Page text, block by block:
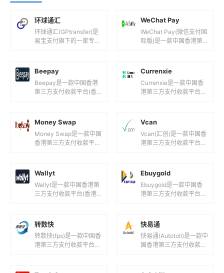
环球通汇
环球通汇(GPtransfer)是
易宝支付旗下的一家专注
客户提供便捷、高效、...
WeChat Pay
WeChat Pay(微信支付国
际版)是一款中国香港第
持港元, 新台币,美元...
Beepay
Beepay是一款中国香港
第三方支付收款平台(香
等国际主流货币之间的电
Currenxie
Currenxie是一款中国香
港第三方支付收款平台
人民币,港元,美元,欧元
Money Swap
Money Swap是一款中国
香港第三方支付收款平台
港元,美元等国际主流货...
Vcan
Vcan(汇创)是一款中国香
港第三方支付收款平台
币之间的电子支付、转账
和汇...
Wallyt
Wallyt是一款中国香港第
三方支付收款平台(香港
际主流货币之间的电子支
付...
Ebuygold
Ebuygold是一款中国香
港第三方支付收款平台
主流货币之间的电子支
付、...
转数快
转数快(fps)是一款中国香
港第三方支付收款平台
快易通
快易通(Autotoll)是一款中
国香港第三方支付收款平